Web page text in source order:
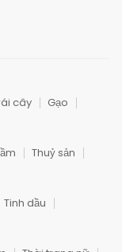
cây
Gạo
Thuỷ sản
Tinh dầu